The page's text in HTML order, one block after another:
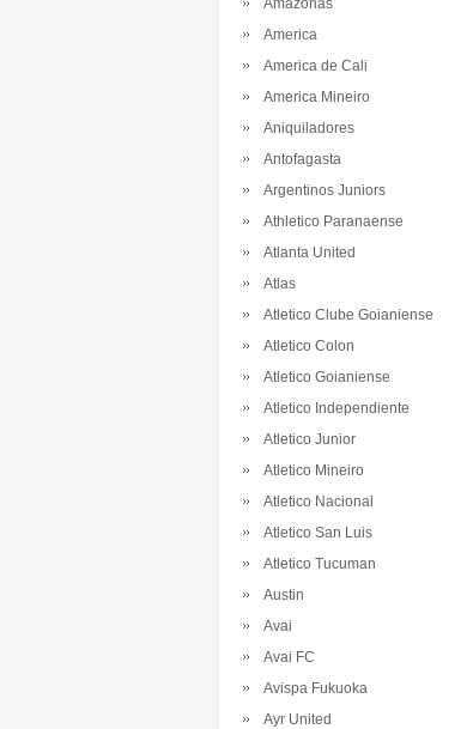
Amazonas
America
America de Cali
America Mineiro
Aniquiladores
Antofagasta
Argentinos Juniors
Athletico Paranaense
Atlanta United
Atlas
Atletico Clube Goianiense
Atletico Colon
Atletico Goianiense
Atletico Independiente
Atletico Junior
Atletico Mineiro
Atletico Nacional
Atletico San Luis
Atletico Tucuman
Austin
Avai
Avai FC
Avispa Fukuoka
Ayr United